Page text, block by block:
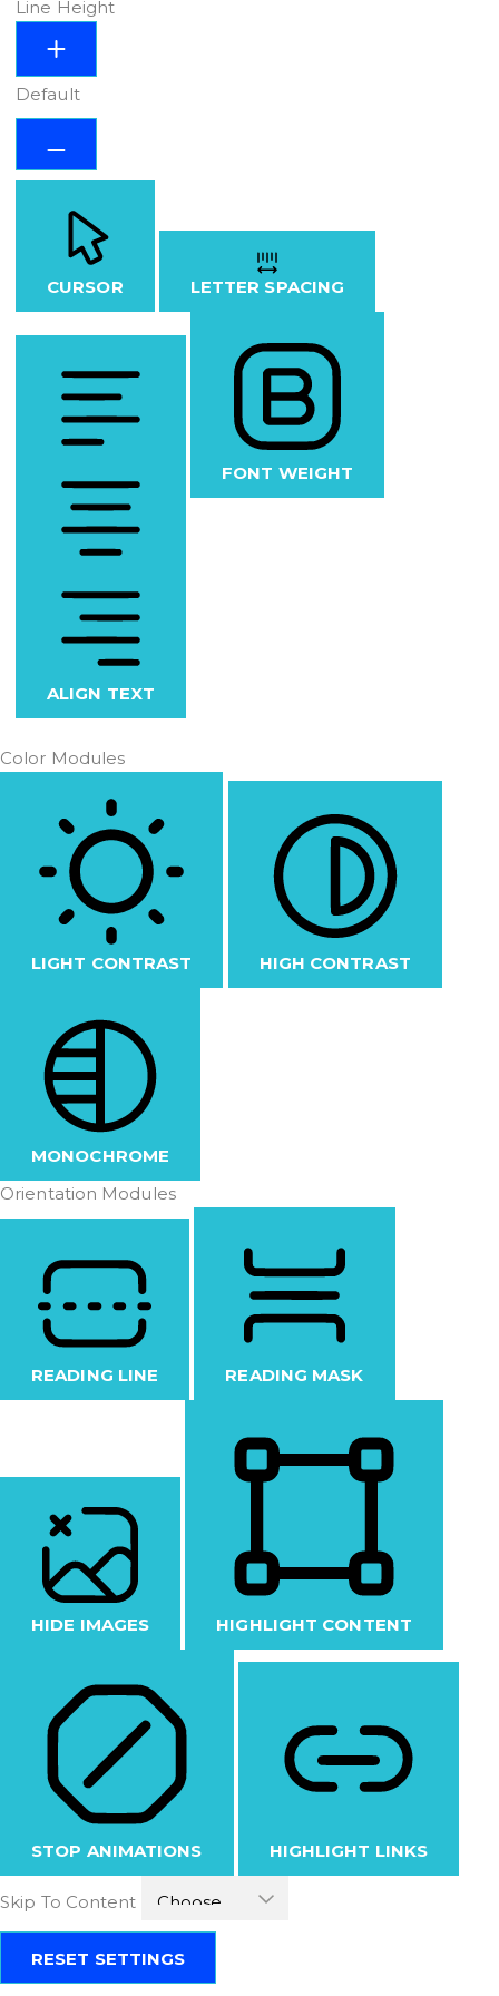
Line Height
Default
CURSOR LETTER SPACING
ALIGN TEXT
FONT WEIGHT
Color Modules
LIGHT CONTRAST HIGH CONTRAST
MONOCHROME
Orientation Modules
READING LINE READING MASK
HIDE IMAGES HIGHLIGHT CONTENT
STOP ANIMATIONS HIGHLIGHT LINKS
Skip To Content
RESET SETTINGS